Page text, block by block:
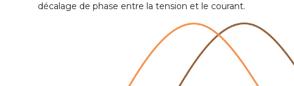
décalage de phase entre la tension et le courant.